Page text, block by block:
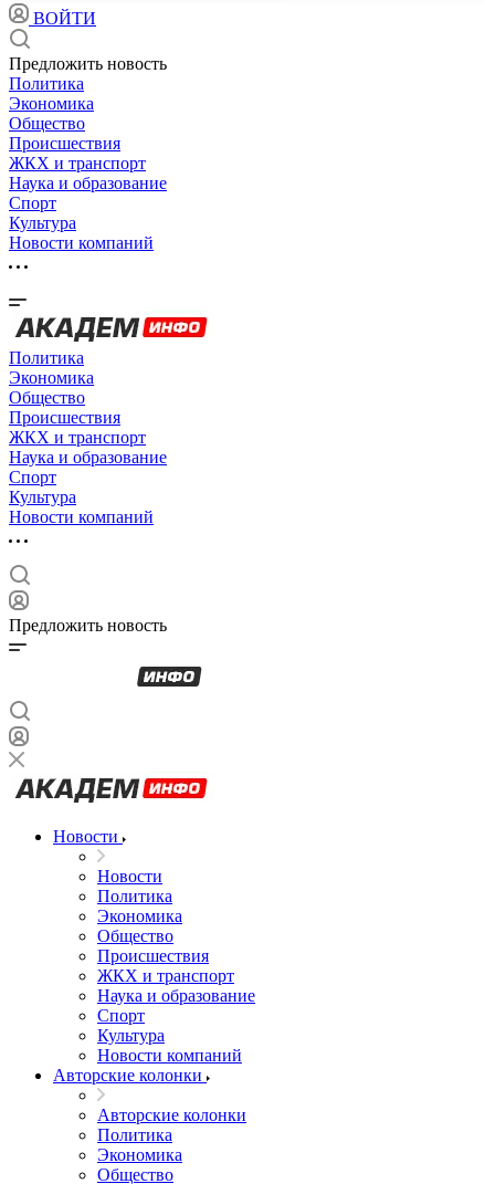
ВОЙТИ
Предложить новость
Политика
Экономика
Общество
Происшествия
ЖКХ и транспорт
Наука и образование
Спорт
Культура
Новости компаний
Политика
Экономика
Общество
Происшествия
ЖКХ и транспорт
Наука и образование
Спорт
Культура
Новости компаний
Предложить новость
Новости
Новости
Политика
Экономика
Общество
Происшествия
ЖКХ и транспорт
Наука и образование
Спорт
Культура
Новости компаний
Авторские колонки
Авторские колонки
Политика
Экономика
Общество